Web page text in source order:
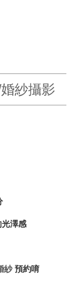
紗攝影
澤感
紗預約唷